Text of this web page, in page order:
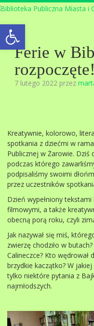
Open toolbar
Ferie w
rozpoczęte!
7 lutego 2022 przez
Kreatywnie, kolorowo,
spotkania z dziećmi w
Publicznej w Żarowie. Dziś
podczas którego
podpisaliśmy swoimi
przez uczestników
Dzień wypełniony
filmowymi, a także
obecną porą roku, czyli
Jak nazywał się miś,
zwierzę chodziło w
Calineczce? Kto wędrował
brzydkie kaczątko? W
tylko niektóre pytania z
najmłodszych.